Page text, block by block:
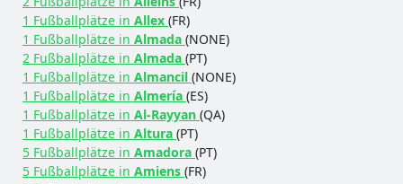
1 Fußballplätze in Allex (FR)
1 Fußballplätze in Almada (NONE)
2 Fußballplätze in Almada (PT)
1 Fußballplätze in Almancil (NONE)
1 Fußballplätze in Almería (ES)
1 Fußballplätze in Al-Rayyan (QA)
1 Fußballplätze in Altura (PT)
5 Fußballplätze in Amadora (PT)
5 Fußballplätze in Amiens (FR)